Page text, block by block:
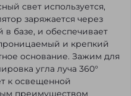
свет используется,
заряжается через
базе, и обеспечивает
и крепкий
основание. Зажим для
угла луча 360°
к освещенной
преимуществом